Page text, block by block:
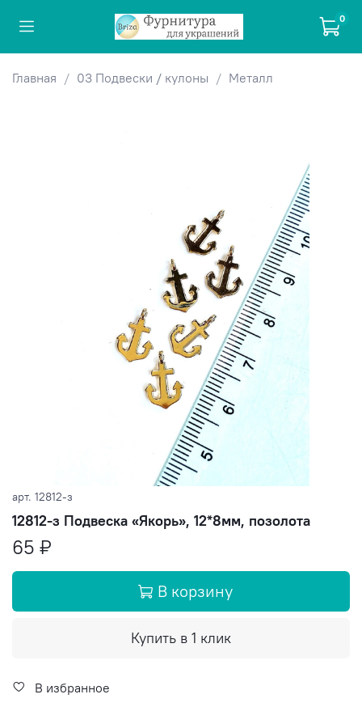
0
Главная 03 Подвески / кулоны Металл
арт. 12812-з
12812-з Подвеска «Якорь», 12*8мм, позолота
65 ₽
В корзину
Купить в 1 клик
В избранное